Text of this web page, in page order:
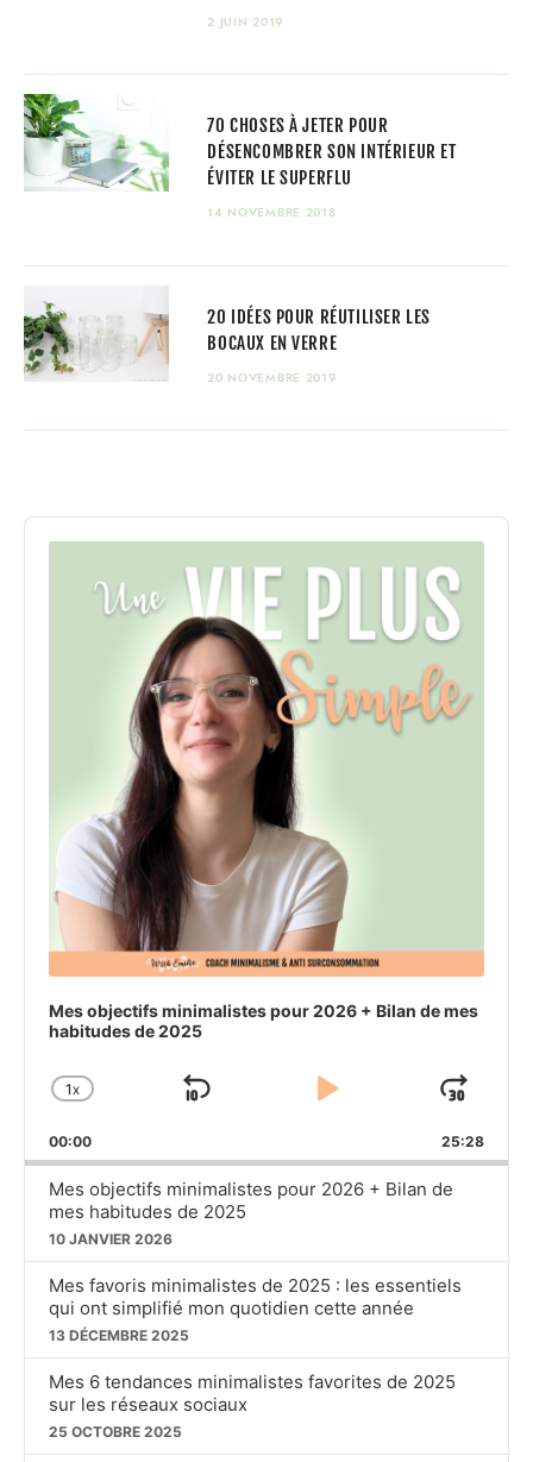
2 JUIN 2019
70 CHOSES À JETER POUR
DÉSENCOMBRER SON INTÉRIEUR ET
ÉVITER LE SUPERFLU
14 NOVEMBRE 2018
20 IDÉES POUR RÉUTILISER LES
BOCAUX EN VERRE
20 NOVEMBRE 2019
Audio
Player
Mes objectifs minimalistes pour 2026 + Bilan de mes
habitudes de 2025
CHANGE
RATE
1X
SKIP
PLAY
PAUSE
00:00 25:28
Mes objectifs minimalistes pour 2026 + Bilan de
mes habitudes de 2025
10 JANVIER 2026
Mes favoris minimalistes de 2025 : les essentiels
qui ont simplifié mon quotidien cette année
13 DÉCEMBRE 2025
Mes 6 tendances minimalistes favorites de 2025
sur les réseaux sociaux
25 OCTOBRE 2025